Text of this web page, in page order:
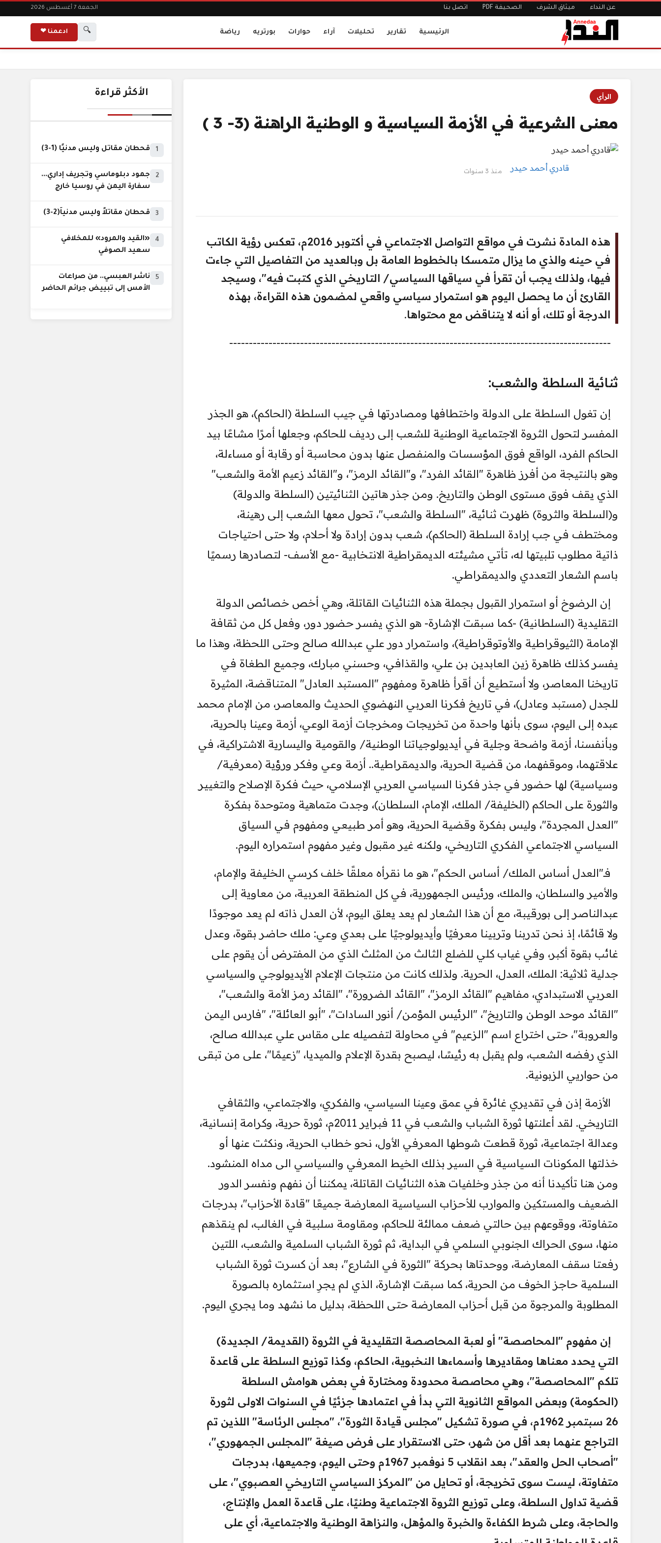
عن النداء ميثاق الشرف الصحيفة PDF اتصل بنا الجمعة 7 أغسطس 2026
الرئيسية تقارير تحليلات آراء حوارات بورتريه رياضة 🔍 ادعمنا ❤
الرأي
معنى الشرعية في الأزمة السياسية و الوطنية الراهنة (3- 3 )
قادري أحمد حيدر منذ 3 سنوات
هذه المادة نشرت في مواقع التواصل الاجتماعي في أكتوبر 2016م، تعكس رؤية الكاتب
في حينه والذي ما يزال متمسكا بالخطوط العامة بل وبالعديد من التفاصيل التي جاءت
فيها، ولذلك يجب أن تقرأ في سياقها السياسي/ التاريخي الذي كتبت فيه"، وسيجد
القارئ أن ما يحصل اليوم هو استمرار سياسي واقعي لمضمون هذه القراءة، بهذه
الدرجة أو تلك، أو أنه لا يتناقض مع محتواها.
-------------------------------------------------------------------------------------------------
ثنائية السلطة والشعب:
إن تغول السلطة على الدولة واختطافها ومصادرتها في جيب السلطة (الحاكم)، هو الجذر
المفسر لتحول الثروة الاجتماعية الوطنية للشعب إلى رديف للحاكم، وجعلها أمرًا مشاعًا بيد
الحاكم الفرد، الواقع فوق المؤسسات والمنفصل عنها بدون محاسبة أو رقابة أو مساءلة،
وهو بالنتيجة من أفرز ظاهرة "القائد الفرد"، و"القائد الرمز"، و"القائد زعيم الأمة والشعب"
الذي يقف فوق مستوى الوطن والتاريخ. ومن جذر هاتين الثنائيتين (السلطة والدولة)
و(السلطة والثروة) ظهرت ثنائية، "السلطة والشعب"، تحول معها الشعب إلى رهينة،
ومختطف في جب إرادة السلطة (الحاكم)، شعب بدون إرادة ولا أحلام، ولا حتى احتياجات
ذاتية مطلوب تلبيتها له، تأتي مشيئته الديمقراطية الانتخابية -مع الأسف- لتصادرها رسميًا
باسم الشعار التعددي والديمقراطي.
إن الرضوخ أو استمرار القبول بجملة هذه الثنائيات القاتلة، وهي أخص خصائص الدولة
التقليدية (السلطانية) -كما سبقت الإشارة- هو الذي يفسر حضور دور، وفعل كل من ثقافة
الإمامة (الثيوقراطية والأوتوقراطية)، واستمرار دور علي عبدالله صالح وحتى اللحظة، وهذا ما
يفسر كذلك ظاهرة زين العابدين بن علي، والقذافي، وحسني مبارك، وجميع الطغاة في
تاريخنا المعاصر، ولا أستطيع أن أقرأ ظاهرة ومفهوم "المستبد العادل" المتناقضة، المثيرة
للجدل (مستبد وعادل)، في تاريخ فكرنا العربي النهضوي الحديث والمعاصر، من الإمام محمد
عبده إلى اليوم، سوى بأنها واحدة من تخريجات ومخرجات أزمة الوعي، أزمة وعينا بالحرية،
وبأنفسنا، أزمة واضحة وجلية في أيديولوجياتنا الوطنية/ والقومية واليسارية الاشتراكية، في
علاقتهما، وموقفهما، من قضية الحرية، والديمقراطية.. أزمة وعي وفكر ورؤية (معرفية/
وسياسية) لها حضور في جذر فكرنا السياسي العربي الإسلامي، حيث فكرة الإصلاح والتغيير
والثورة على الحاكم (الخليفة/ الملك، الإمام، السلطان)، وجدت متماهية ومتوحدة بفكرة
"العدل المجردة"، وليس بفكرة وقضية الحرية، وهو أمر طبيعي ومفهوم في السياق
السياسي الاجتماعي الفكري التاريخي، ولكنه غير مقبول وغير مفهوم استمراره اليوم.
فـ"العدل أساس الملك/ أساس الحكم"، هو ما نقرأه معلقًا خلف كرسي الخليفة والإمام،
والأمير والسلطان، والملك، ورئيس الجمهورية، في كل المنطقة العربية، من معاوية إلى
عبدالناصر إلى بورقيبة، مع أن هذا الشعار لم يعد يعلق اليوم، لأن العدل ذاته لم يعد موجودًا
ولا قائمًا، إذ نحن تدربنا وتربينا معرفيًا وأيديولوجيًا على بعدي وعي: ملك حاضر بقوة، وعدل
غائب بقوة أكبر، وفي غياب كلي للضلع الثالث من المثلث الذي من المفترض أن يقوم على
جدلية ثلاثية: الملك، العدل، الحرية. ولذلك كانت من منتجات الإعلام الأيديولوجي والسياسي
العربي الاستبدادي، مفاهيم "القائد الرمز"، "القائد الضرورة"، "القائد رمز الأمة والشعب"،
"القائد موحد الوطن والتاريخ"، "الرئيس المؤمن/ أنور السادات"، "أبو العائلة"، "فارس اليمن
والعروبة"، حتى اختراع اسم "الزعيم" في محاولة لتفصيله على مقاس علي عبدالله صالح،
الذي رفضه الشعب، ولم يقبل به رئيسًا، ليصبح بقدرة الإعلام والميديا، "زعيمًا"، على من تبقى
من حواريي الزبونية.
الأزمة إذن في تقديري غائرة في عمق وعينا السياسي، والفكري، والاجتماعي، والثقافي
التاريخي. لقد أعلنتها ثورة الشباب والشعب في 11 فبراير 2011م، ثورة حرية، وكرامة إنسانية،
وعدالة اجتماعية، ثورة قطعت شوطها المعرفي الأول، نحو خطاب الحرية، ونكثت عنها أو
خذلتها المكونات السياسية في السير بذلك الخيط المعرفي والسياسي الى مداه المنشود.
ومن هنا تأكيدنا أنه من جذر وخلفيات هذه الثنائيات القاتلة، يمكننا أن نفهم ونفسر الدور
الضعيف والمستكين والموارب للأحزاب السياسية المعارضة جميعًا "قادة الأحزاب"، بدرجات
متفاوتة، ووقوعهم بين حالتي ضعف ممالئة للحاكم، ومقاومة سلبية في الغالب، لم ينقذهم
منها، سوى الحراك الجنوبي السلمي في البداية، ثم ثورة الشباب السلمية والشعب، اللتين
رفعتا سقف المعارضة، ووحدتاها بحركة "الثورة في الشارع"، بعد أن كسرت ثورة الشباب
السلمية حاجز الخوف من الحرية، كما سبقت الإشارة، الذي لم يجرِ استثماره بالصورة
المطلوبة والمرجوة من قبل أحزاب المعارضة حتى اللحظة، بدليل ما نشهد وما يجري اليوم.
إن مفهوم "المحاصصة" أو لعبة المحاصصة التقليدية في الثروة (القديمة/ الجديدة)
التي يحدد معناها ومقاديرها وأسماءها النخبوية، الحاكم، وكذا توزيع السلطة على قاعدة
تلكم "المحاصصة"، وهي محاصصة محدودة ومختارة في بعض هوامش السلطة
(الحكومة) وبعض المواقع الثانوية التي بدأ في اعتمادها جزئيًا في السنوات الاولى لثورة
26 سبتمبر 1962م، في صورة تشكيل "مجلس قيادة الثورة"، "مجلس الرئاسة" اللذين تم
التراجع عنهما بعد أقل من شهر، حتى الاستقرار على فرض صيغة "المجلس الجمهوري"،
"أصحاب الحل والعقد"، بعد انقلاب 5 نوفمبر 1967م وحتى اليوم، وجميعها، بدرجات
متفاوتة، ليست سوى تخريجة، أو تحايل من "المركز السياسي التاريخي العصبوي"، على
قضية تداول السلطة، وعلى توزيع الثروة الاجتماعية وطنيًا، على قاعدة العمل والإنتاج،
والحاجة، وعلى شرط الكفاءة والخبرة والمؤهل، والنزاهة الوطنية والاجتماعية، أي على
الأكثر قراءة
1 قحطان مقاتل وليس مدنيًا (1-3)
2
جمود دبلوماسي وتجريف إداري...
سفارة اليمن في روسيا خارج
3 قحطان مقاتلاً وليس مدنياً(2-3)
4
«القيد والمرود» للمخلافي
سعيد الصوفي
5
ناشر العبسي.. من صراعات
الأمس إلى تبييض جرائم الحاضر